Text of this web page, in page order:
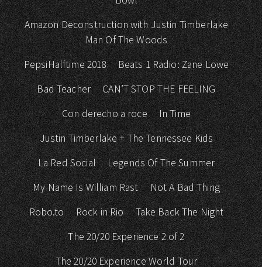
Amazon Deconstruction with Justin Timberlake
Man Of The Woods
PepsiHalftime 2018
Beats 1 Radio: Zane Lowe
Bad Teacher
CAN’T STOP THE FEELING
Con derecho a roce
In Time
Justin Timberlake + The Tennessee Kids
La Red Social
Legends Of The Summer
My Name Is William Rast
Not A Bad Thing
Robo.to
Rock in Rio
Take Back The Night
The 20/20 Experience 2 of 2
The 20/20 Experience World Tour